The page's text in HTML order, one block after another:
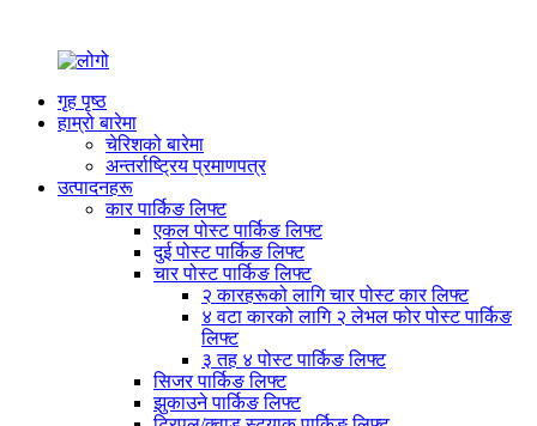
गृह पृष्ठ
हाम्रो बारेमा
चेरिशको बारेमा
अन्तर्राष्ट्रिय प्रमाणपत्र
उत्पादनहरू
कार पार्किङ लिफ्ट
एकल पोस्ट पार्किङ लिफ्ट
दुई पोस्ट पार्किङ लिफ्ट
चार पोस्ट पार्किङ लिफ्ट
२ कारहरूको लागि चार पोस्ट कार लिफ्ट
४ वटा कारको लागि २ लेभल फोर पोस्ट पार्किङ
लिफ्ट
३ तह ४ पोस्ट पार्किङ लिफ्ट
सिजर पार्किङ लिफ्ट
झुकाउने पार्किङ लिफ्ट